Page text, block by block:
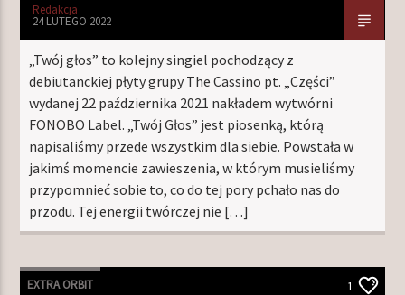
Redakcja
24 LUTEGO 2022
„Twój głos” to kolejny singiel pochodzący z
debiutanckiej płyty grupy The Cassino pt. „Części”
wydanej 22 października 2021 nakładem wytwórni
FONOBO Label. „Twój Głos” jest piosenką, którą
napisaliśmy przede wszystkim dla siebie. Powstała w
jakimś momencie zawieszenia, w którym musieliśmy
przypomnieć sobie to, co do tej pory pchało nas do
przodu. Tej energii twórczej nie […]
EXTRA ORBIT 1